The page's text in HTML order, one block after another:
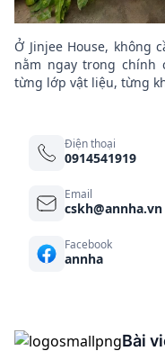
Ở Jinjee House, không
nằm ngay trong
từng lớp vật liệu, từng
Điện thoại
0914541919
Email
cskh@annha.vn
Facebook
annha
Bài